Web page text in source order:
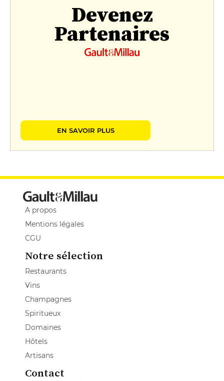
Devenez
Partenaires
EN SAVOIR PLUS
A propos
Mentions légales
CGU
Notre sélection
Restaurants
Vins
Champagnes
Spiritueux
Domaines
Hôtels
Artisans
Contact